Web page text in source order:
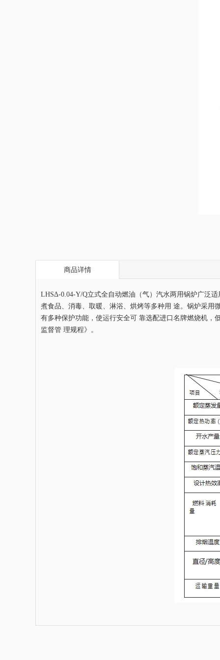
商品详情
LHSΔ-0.04-Y/Q立式全自动燃油（气）汽水两用锅炉广泛
煮食品、消毒、取暖、淋浴、烘烤等多种用 途。锅炉采用
有多种保护功能，使运行安全可 靠选配进口名牌燃烧机，
监督管 理规程》。